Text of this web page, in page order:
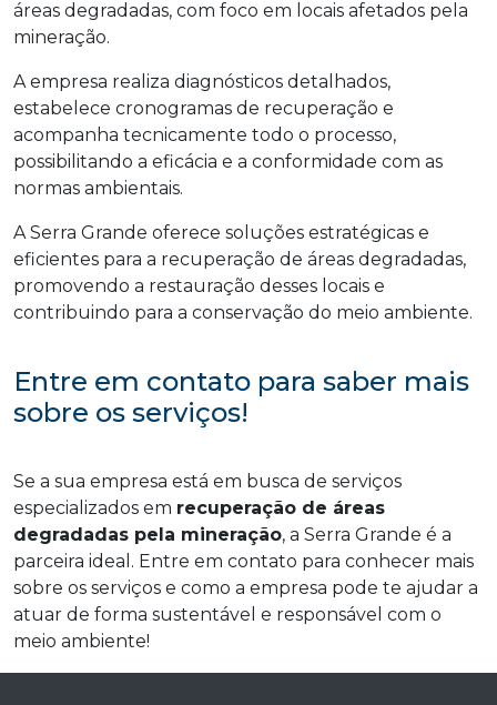
áreas degradadas, com foco em locais afetados pela
mineração.
A empresa realiza diagnósticos detalhados,
estabelece cronogramas de recuperação e
acompanha tecnicamente todo o processo,
possibilitando a eficácia e a conformidade com as
normas ambientais.
A Serra Grande oferece soluções estratégicas e
eficientes para a recuperação de áreas degradadas,
promovendo a restauração desses locais e
contribuindo para a conservação do meio ambiente.
Entre em contato para saber mais
sobre os serviços!
Se a sua empresa está em busca de serviços
especializados em recuperação de áreas
degradadas pela mineração, a Serra Grande é a
parceira ideal. Entre em contato para conhecer mais
sobre os serviços e como a empresa pode te ajudar a
atuar de forma sustentável e responsável com o
meio ambiente!